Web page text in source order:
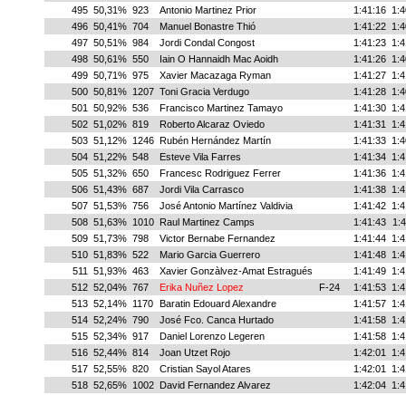
495 50,31% 923 Antonio Martinez Prior 1:41:16
496 50,41% 704 Manuel Bonastre Thió 1:41:22
497 50,51% 984 Jordi Condal Congost 1:41:23
498 50,61% 550 Iain O Hannaidh Mac Aoidh 1:41:26
499 50,71% 975 Xavier Macazaga Ryman 1:41:27
500 50,81% 1207 Toni Gracia Verdugo 1:41:28
501
50,92% 536 Francisco Martinez Tamayo 1:41:30
502 51,02% 819 Roberto Alcaraz Oviedo 1:41:31
503 51,12% 1246 Rubén Hernández Martín 1:41:33
504 51,22% 548 Esteve Vila Farres 1:41:34
505 51,32% 650 Francesc Rodriguez Ferrer 1:41:36
506 51,43% 687 Jordi Vila Carrasco 1:41:38
507 51,53% 756 José Antonio Martínez Valdivia 1:41:42
508 51,63% 1010 Raul Martinez Camps 1:41:43
509 51,73% 798 Victor Bernabe Fernandez 1:41:44
510 51,83% 522 Mario Garcia Guerrero 1:41:48
511
51,93% 463 Xavier Gonzàlvez-Amat Estragués 1:41:49
512 52,04% 767 Erika Nuñez Lopez F-24 1:41:53
513 52,14% 1170 Baratin Edouard Alexandre 1:41:57
514 52,24% 790 José Fco. Canca Hurtado 1:41:58
515 52,34% 917 Daniel Lorenzo Legeren 1:41:58
516 52,44% 814 Joan Utzet Rojo 1:42:01
517 52,55% 820 Cristian Sayol Atares 1:42:01
518 52,65% 1002 David Fernandez Alvarez 1:42:04